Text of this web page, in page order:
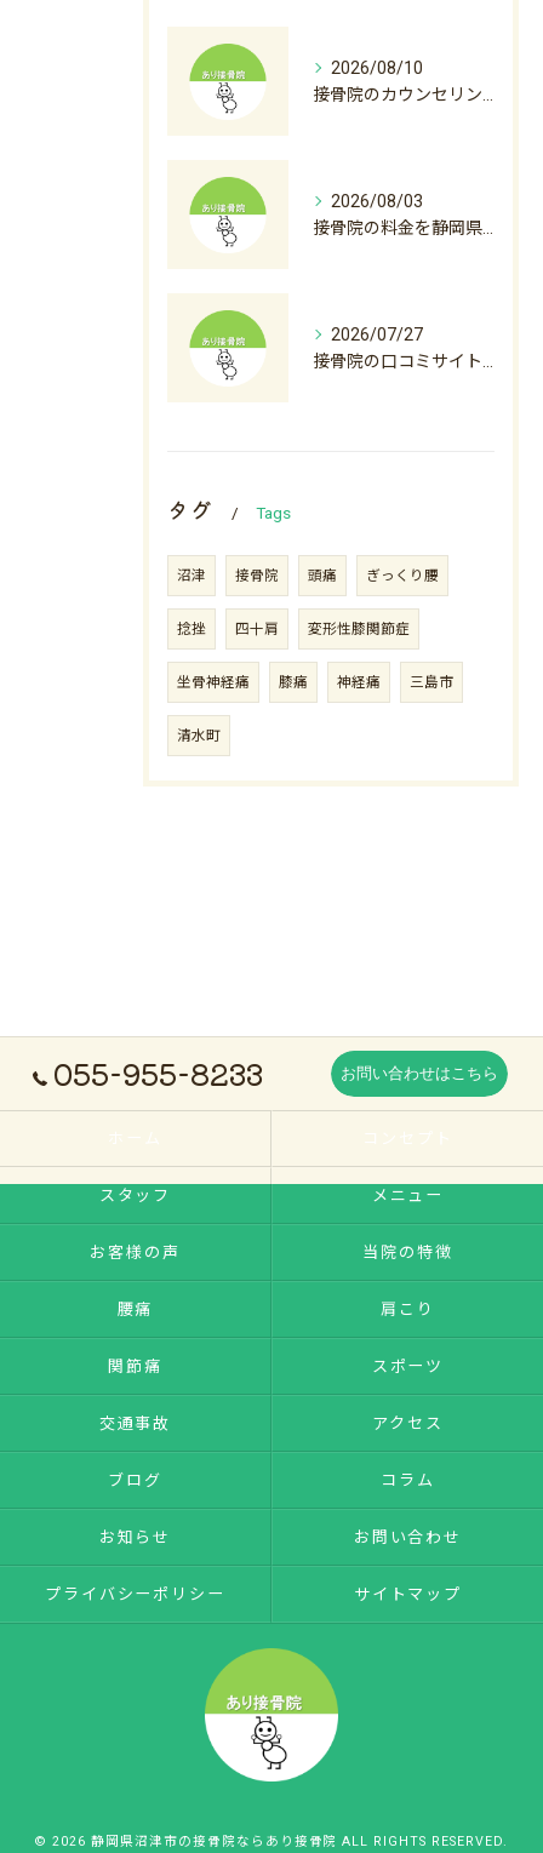
2026/08/10
2026/08/03
2026/07/27
タグ Tags
沼津 接骨院 頭痛 ぎっくり腰
捻挫 四十肩 変形性膝関節症
坐骨神経痛 膝痛 神経痛 三島市
清水町
055-955-8233 お問い合わせはこちら
スタッフ メニュー
お客様の声 当院の特徴
腰痛 肩こり
関節痛 スポーツ
交通事故 アクセス
ブログ コラム
お知らせ お問い合わせ
プライバシーポリシー サイトマップ
© 2026 静岡県沼津市の接骨院ならあり接骨院 ALL RIGHTS RESERVED.